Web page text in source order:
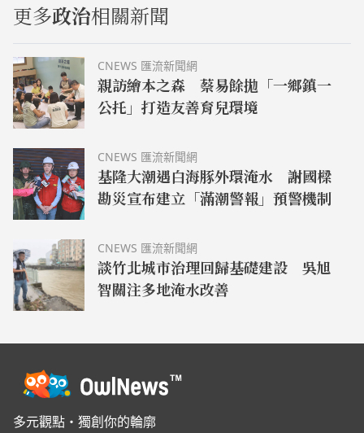
更多政治相關新聞
CNEWS 匯流新聞網
親訪繪本之森 蔡易餘拋「一鄉鎮一
公托」打造友善育兒環境
CNEWS 匯流新聞網
基隆大潮遇白海豚外環淹水 謝國樑
勘災宣布建立「滿潮警報」預警機制
CNEWS 匯流新聞網
談竹北城市治理回歸基礎建設 吳旭
智關注多地淹水改善
多元觀點・獨創你的輪廓